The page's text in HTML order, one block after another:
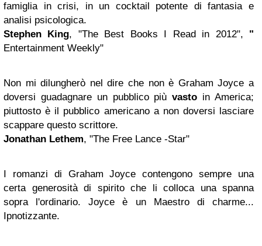
famiglia in crisi, in un cocktail potente di fantasia e
analisi psicologica.
Stephen King, "The Best Books I Read in 2012", "
Entertainment Weekly"
Non mi dilungherò nel dire che non è Graham Joyce a
doversi guadagnare un pubblico piùvasto in America;
piuttosto è il pubblico americano a non doversi lasciare
scappare questo scrittore.
Jonathan Lethem, "The Free Lance -Star"
I romanzi di Graham Joyce contengono sempre una
certa generosità di spirito che li colloca una spanna
sopra l'ordinario. Joyce è un Maestro di charme...
Ipnotizzante.